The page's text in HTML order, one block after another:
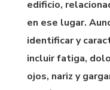
edificio,
en ese lugar.
identificar y
incluir fatiga,
ojos, nariz y